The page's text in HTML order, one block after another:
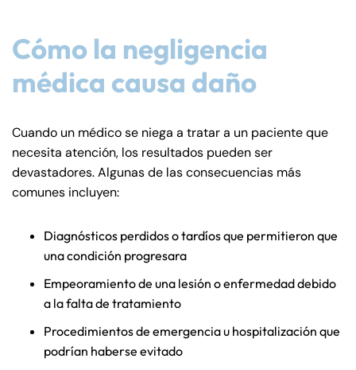
Cómo la negligencia
médica causa daño
Cuando un médico se niega a tratar a un paciente que
necesita atención, los resultados pueden ser
devastadores. Algunas de las consecuencias más
comunes incluyen:
Diagnósticos perdidos o tardíos que permitieron que
una condición progresara
Empeoramiento de una lesión o enfermedad debido
a la falta de tratamiento
Procedimientos de emergencia u hospitalización que
podrían haberse evitado